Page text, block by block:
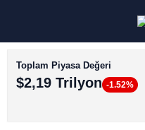
Toplam Piyasa Değeri
$2,19 Trilyon -1.52%